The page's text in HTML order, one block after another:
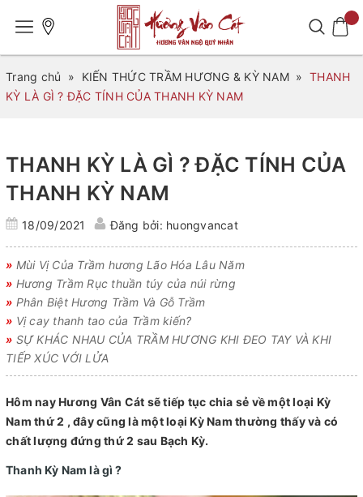
Trang chủ » KIẾN THỨC TRẦM HƯƠNG & KỲ NAM » THANH
KỲ LÀ GÌ ? ĐẶC TÍNH CỦA THANH KỲ NAM
THANH KỲ LÀ GÌ ? ĐẶC TÍNH CỦA
THANH KỲ NAM
18/09/2021 Đăng bởi: huongvancat
» Mùi Vị Của Trầm hương Lão Hóa Lâu Năm
» Hương Trầm Rục thuần túy của núi rừng
» Phân Biệt Hương Trầm Và Gỗ Trầm
» Vị cay thanh tao của Trầm kiến?
» SỰ KHÁC NHAU CỦA TRẦM HƯƠNG KHI ĐEO TAY VÀ KHI
TIẾP XÚC VỚI LỬA
Hôm nay Hương Vân Cát sẽ tiếp tục chia sẻ về một loại Kỳ
Nam thứ 2 , đây cũng là một loại Kỳ Nam thường thấy và có
chất lượng đứng thứ 2 sau Bạch Kỳ.
Thanh Kỳ Nam là gì ?